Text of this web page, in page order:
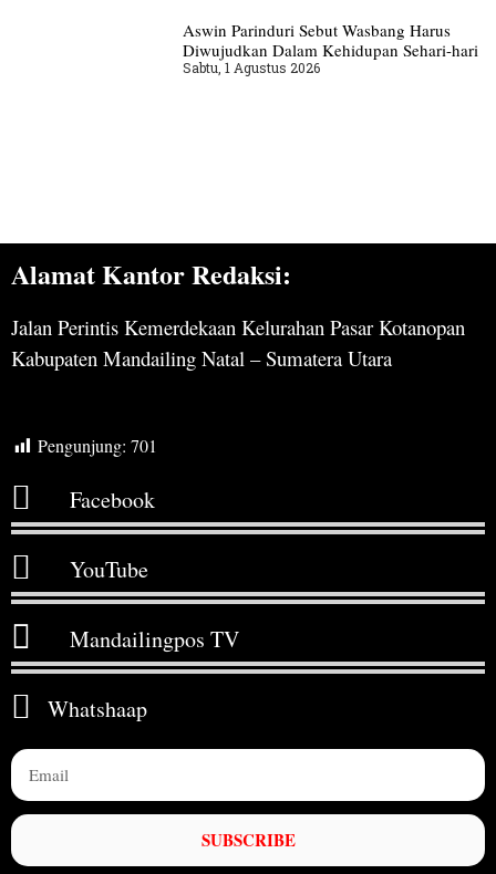
Aswin Parinduri Sebut Wasbang Harus
Diwujudkan Dalam Kehidupan Sehari-hari
Sabtu, 1 Agustus 2026
Alamat Kantor Redaksi:
Jalan Perintis Kemerdekaan Kelurahan Pasar Kotanopan
Kabupaten Mandailing Natal – Sumatera Utara
Pengunjung: 701
Facebook
YouTube
Mandailingpos TV
Whatshaap
SUBSCRIBE